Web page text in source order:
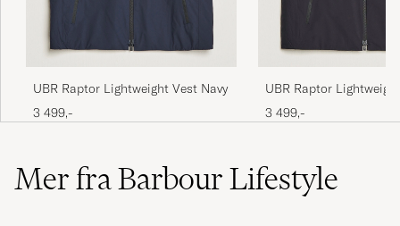
UBR Raptor Lightweight Vest Navy
3 499,-
UBR Raptor
Black Storm
3 499,-
Mer fra Barbour Lifestyle